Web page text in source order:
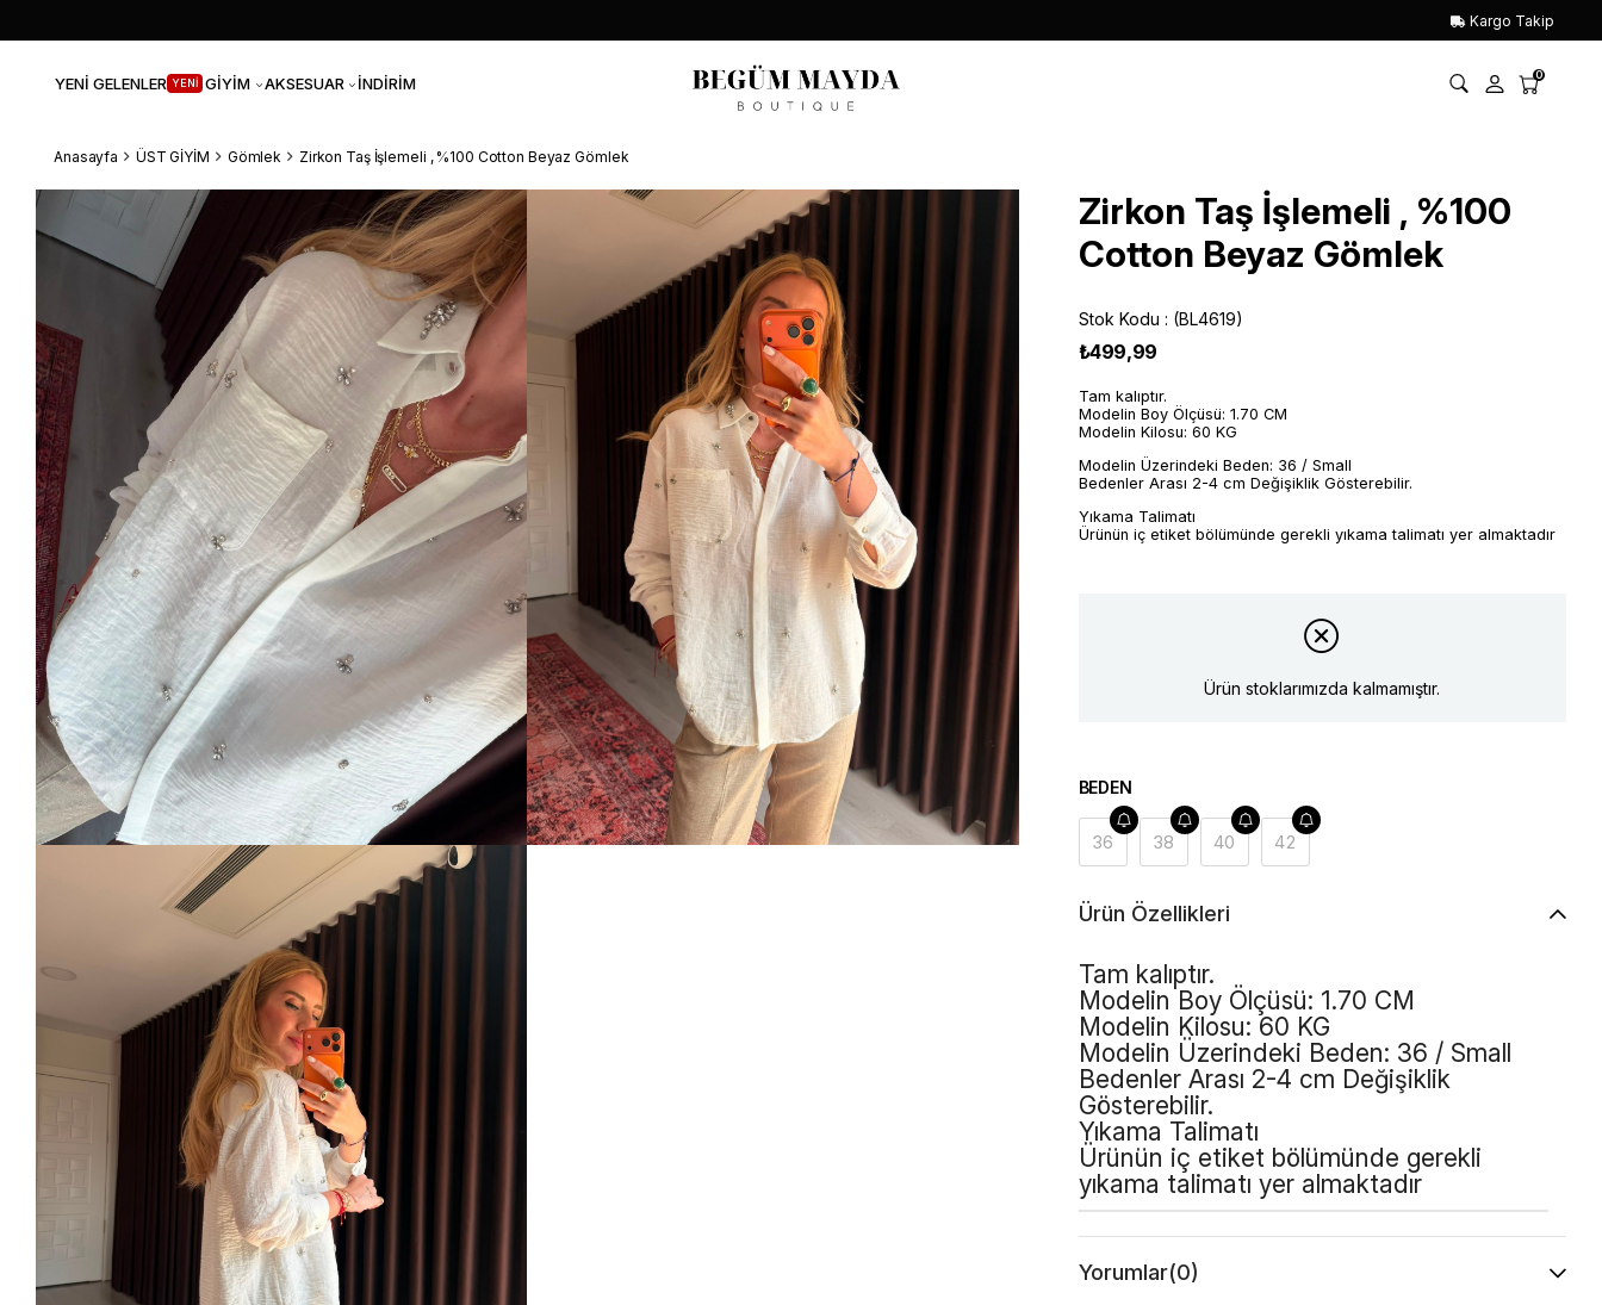
Kargo Takip
YENİ GELENLER YENİ GİYİM AKSESUAR İNDİRİM 0
Anasayfa ÜST GİYİM Gömlek Zirkon Taş İşlemeli , %100 Cotton Beyaz Gömlek
Zirkon Taş İşlemeli , %100
Cotton Beyaz Gömlek
Stok Kodu (BL4619)
₺499,99
Tam kalıptır.
Modelin Boy Ölçüsü: 1.70 CM
Modelin Kilosu: 60 KG
Modelin Üzerindeki Beden: 36 / Small
Bedenler Arası 2-4 cm Değişiklik Gösterebilir.
Yıkama Talimatı
Ürünün iç etiket bölümünde gerekli yıkama talimatı yer almaktadır
Ürün stoklarımızda kalmamıştır.
BEDEN
36 38 40 42
Ürün Özellikleri
Tam kalıptır.
Modelin Boy Ölçüsü: 1.70 CM
Modelin Kilosu: 60 KG
Modelin Üzerindeki Beden: 36 / Small
Bedenler Arası 2-4 cm Değişiklik
Gösterebilir.
Yıkama Talimatı
Ürünün iç etiket bölümünde gerekli
yıkama talimatı yer almaktadır
Yorumlar(0)